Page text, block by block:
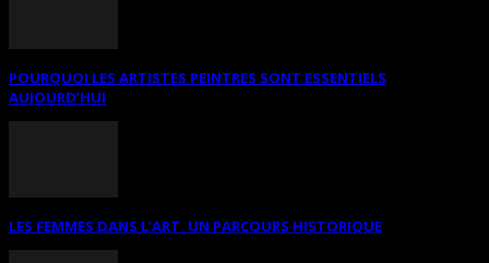
POURQUOI LES ARTISTES PEINTRES SONT ESSENTIELS
AUJOURD’HUI
LES FEMMES DANS L’ART. UN PARCOURS HISTORIQUE